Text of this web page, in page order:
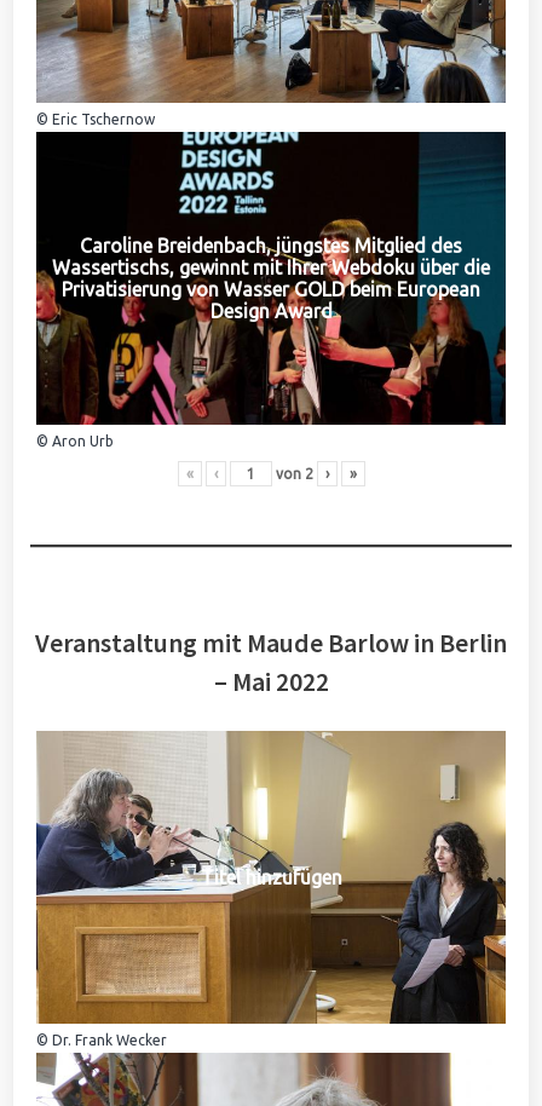
© Eric Tschernow
Caroline Breidenbach, jüngstes Mitglied des
Wassertischs, gewinnt mit Ihrer Webdoku über die
Privatisierung von Wasser GOLD beim European
Design Award
© Aron Urb
« ‹ von 2 › »
Veranstaltung mit Maude Barlow in Berlin
– Mai 2022
Titel hinzufügen
© Dr. Frank Wecker